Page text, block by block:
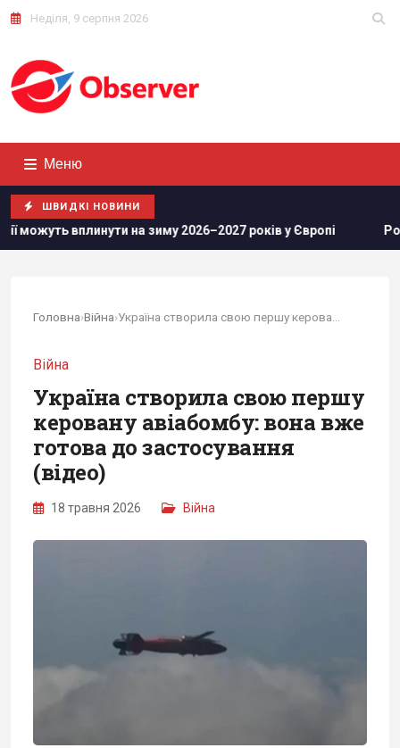
Неділя, 9 серпня 2026
Меню
ШВИДКІ НОВИНИ
на зиму 2026–2027 років у Європі Росіяни просунулися
Головна›Війна›
Війна
Україна створила свою першу
керовану авіабомбу: вона вже
готова до застосування
(відео)
18 травня 2026 Війна